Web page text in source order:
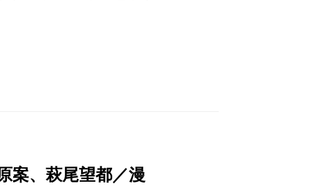
案、萩尾望都／漫